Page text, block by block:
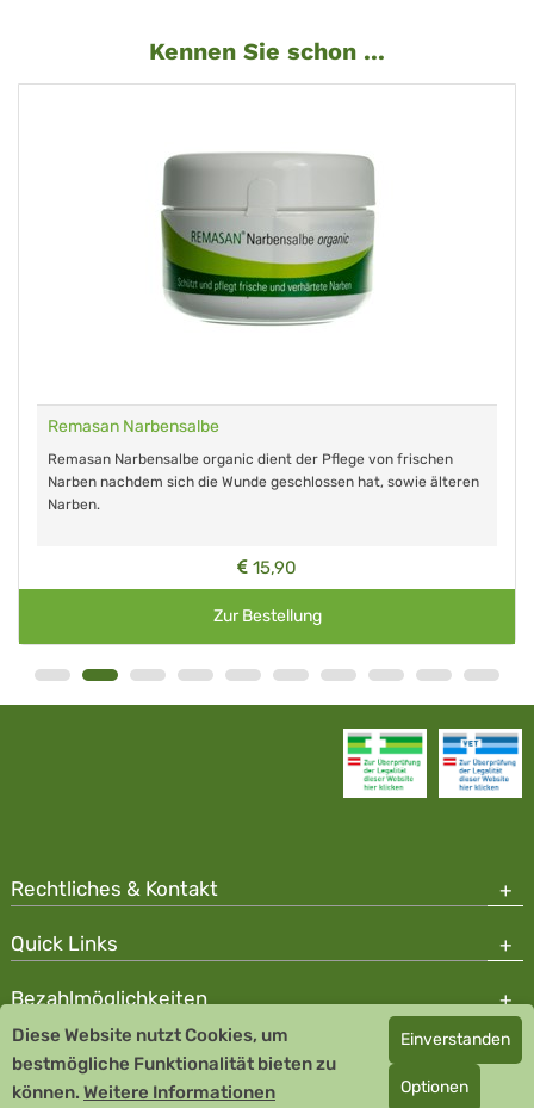
Kennen Sie schon ...
Remasan Narbensalbe
Remasan Narbensalbe organic dient der Pflege von frischen
Narben nachdem sich die Wunde geschlossen hat, sowie älteren
Narben.
15,90
Zur Bestellung
Rechtliches & Kontakt
Quick Links
Bezahlmöglichkeiten
Copyright © 2026 Team Santé Salvator Apotheke - GDP zertifiziert
Remedia Homöopathie GmbH GMP zertifizierter Arzneihersteller
Diese Website nutzt Cookies, um
bestmögliche Funktionalität bieten zu
können. Weitere Informationen
Einverstanden
Optionen